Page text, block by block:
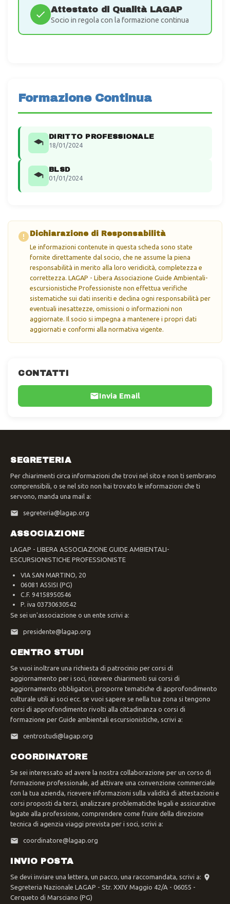
CONTATTI
Invia Email
Attestato di Qualità LAGAP
Socio in regola con la formazione continua
Formazione Continua
DIRITTO PROFESSIONALE
18/01/2024
BLSD
01/01/2024
Dichiarazione di Responsabilità
Le informazioni contenute in questa scheda sono state
fornite direttamente dal socio, che ne assume la piena
responsabilità in merito alla loro veridicità, completezza e
correttezza. LAGAP - Libera Associazione Guide Ambientali-
escursionistiche Professioniste non effettua verifiche
sistematiche sui dati inseriti e declina ogni responsabilità per
eventuali inesattezze, omissioni o informazioni non
aggiornate. Il socio si impegna a mantenere i propri dati
aggiornati e conformi alla normativa vigente.
SEGRETERIA
Per chiarimenti circa informazioni che trovi nel sito e non ti sembrano
comprensibili, o se nel sito non hai trovato le informazioni che ti
servono, manda una mail a:
segreteria@lagap.org
ASSOCIAZIONE
LAGAP - LIBERA ASSOCIAZIONE GUIDE AMBIENTALI-
ESCURSIONISTICHE PROFESSIONISTE
VIA SAN MARTINO, 20
06081 ASSISI (PG)
C.F. 94158950546
P. iva 03730630542
Se sei un'associazione o un ente scrivi a:
presidente@lagap.org
CENTRO STUDI
Se vuoi inoltrare una richiesta di patrocinio per corsi di
aggiornamento per i soci, ricevere chiarimenti sui corsi di
aggiornamento obbligatori, proporre tematiche di approfondimento
culturale utili ai soci ecc. se vuoi sapere se nella tua zona si tengono
corsi di approfondimento rivolti alla cittadinanza o corsi di
formazione per Guide ambientali escursionistiche, scrivi a:
centrostudi@lagap.org
COORDINATORE
Se sei interessato ad avere la nostra collaborazione per un corso di
formazione professionale, ad attivare una convenzione commerciale
con la tua azienda, ricevere informazioni sulla validità di attestazioni e
corsi proposti da terzi, analizzare problematiche legali e assicurative
legate alla professione, comprendere come fruire della direzione
tecnica di agenzia viaggi prevista per i soci, scrivi a:
coordinatore@lagap.org
INVIO POSTA
Se devi inviare una lettera, un pacco, una raccomandata, scrivi a:
Segreteria Nazionale LAGAP - Str. XXIV Maggio 42/A - 06055 -
Cerqueto di Marsciano (PG)